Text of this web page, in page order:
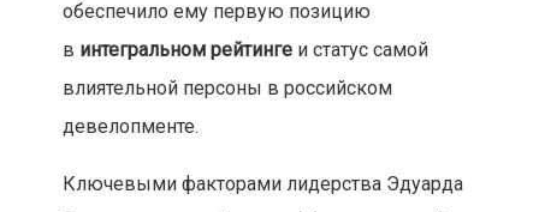
обеспечило ему первую позицию
в интегральном рейтингеи статус самой
влиятельной персоны в российском
девелопменте.
Ключевыми факторами лидерства Эдуарда